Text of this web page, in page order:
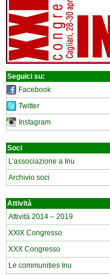
Seguici su:
Facebook
Twitter
Instagram
Soci
L’associazione a Inu
Archivio soci
Attività
Attività 2014 – 2019
XXIX Congresso
XXX Congresso
Le communities Inu